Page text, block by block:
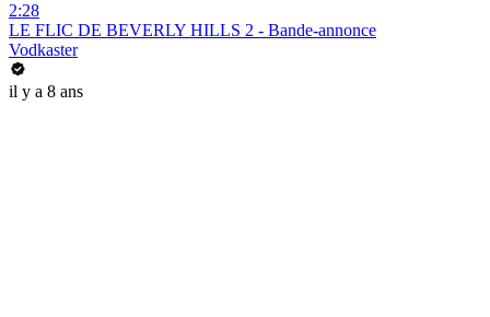
2:28
LE FLIC DE BEVERLY HILLS 2 - Bande-annonce
Vodkaster
il y a 8 ans